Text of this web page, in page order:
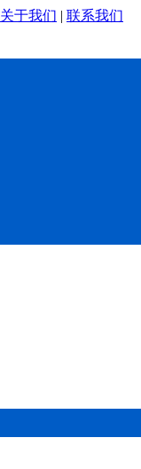
关于我们 | 联系我们